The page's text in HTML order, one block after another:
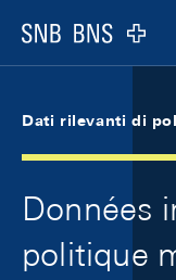
Logo
Dati rilevanti di
Données
politique